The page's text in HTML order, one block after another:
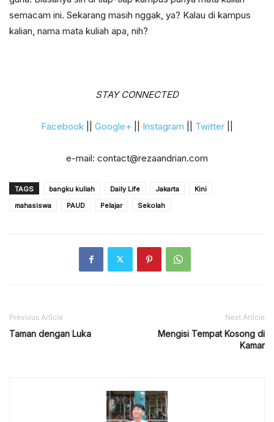
semacam ini. Sekarang masih nggak, ya? Kalau di kampus
kalian, nama mata kuliah apa, nih?
STAY CONNECTED
Facebook Google+ Instagram Twitter
e-mail: contact@rezaandrian.com
TAGS bangku kuliah Daily Life Jakarta
Kini
mahasiswa
PAUD Pelajar Sekolah
Previous Article
Taman dengan Luka
Next Article
Mengisi Tempat Kosong di
Kamar